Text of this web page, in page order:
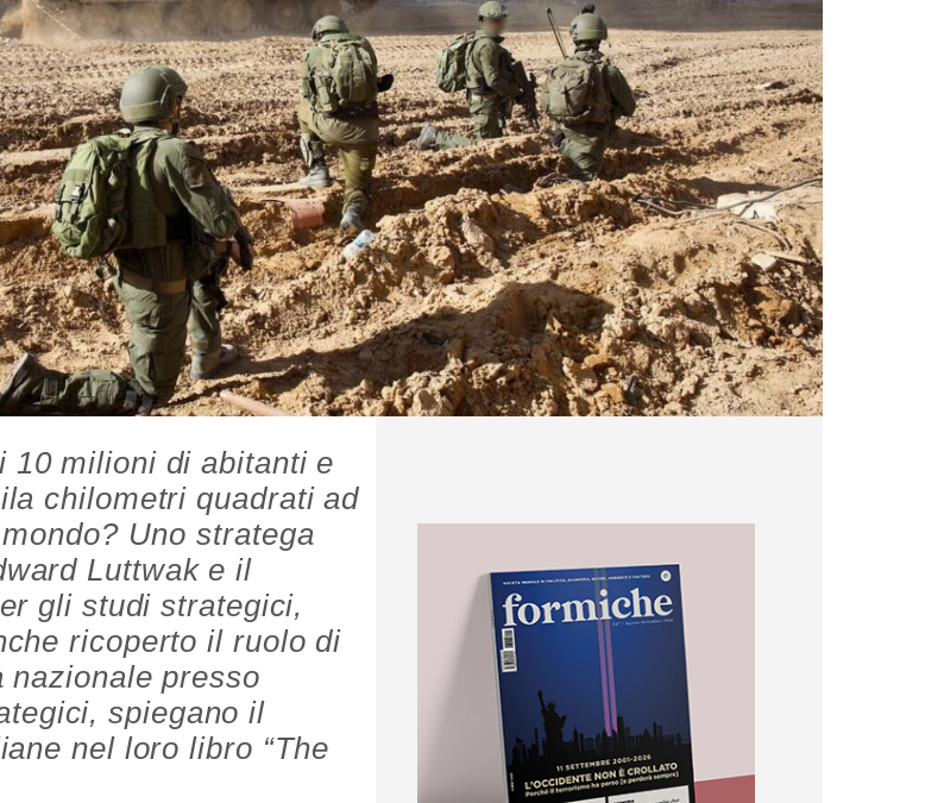
10 milioni di abitanti e
chilometri quadrati ad
Uno stratega
Luttwak e il
gli studi strategici,
ricoperto il ruolo di
presso
spiegano il
nel loro libro “The